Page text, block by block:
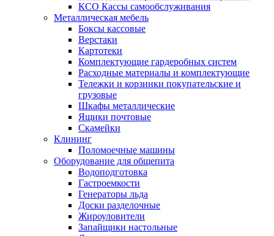
КСО Кассы самообслуживания
Металлическая мебель
Боксы кассовые
Верстаки
Картотеки
Комплектующие гардеробных систем
Расходные материалы и комплектующие
Тележки и корзинки покупательские и
грузовые
Шкафы металлические
Ящики почтовые
Скамейки
Клининг
Поломоечные машины
Оборудование для общепита
Водоподготовка
Гастроемкости
Генераторы льда
Доски разделочные
Жироуловители
Запайщики настольные